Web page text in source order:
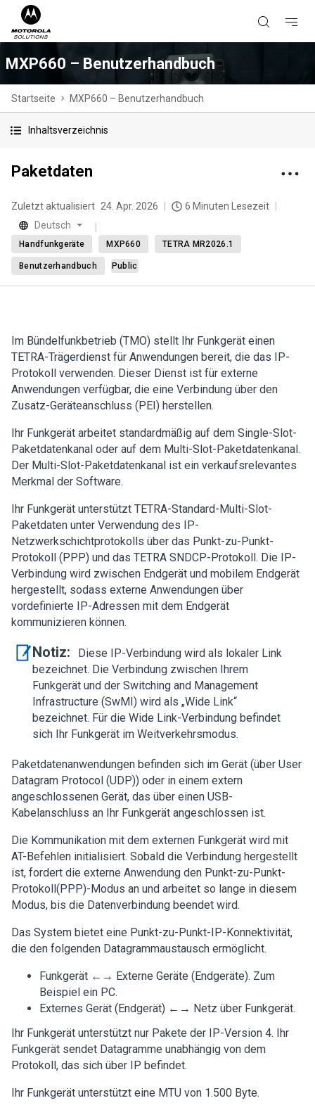
MXP660 – Benutzerhandbuch
Startseite MXP660 – Benutzerhandbuch
Inhaltsverzeichnis
Paketdaten
Zuletzt aktualisiert 24. Apr. 2026
6 Minuten Lesezeit
Deutsch
Handfunkgeräte MXP660 TETRA MR2026.1
Benutzerhandbuch Public
Im Bündelfunkbetrieb (TMO) stellt Ihr Funkgerät einen
TETRA-Trägerdienst für Anwendungen bereit, die das IP-
Protokoll verwenden. Dieser Dienst ist für externe
Anwendungen verfügbar, die eine Verbindung über den
Zusatz-Geräteanschluss (PEI) herstellen.
Ihr Funkgerät arbeitet standardmäßig auf dem Single-Slot-
Paketdatenkanal oder auf dem Multi-Slot-Paketdatenkanal.
Der Multi-Slot-Paketdatenkanal ist ein verkaufsrelevantes
Merkmal der Software.
Ihr Funkgerät unterstützt TETRA-Standard-Multi-Slot-
Paketdaten unter Verwendung des IP-
Netzwerkschichtprotokolls über das Punkt-zu-Punkt-
Protokoll (PPP) und das TETRA SNDCP-Protokoll. Die IP-
Verbindung wird zwischen Endgerät und mobilem Endgerät
hergestellt, sodass externe Anwendungen über
vordefinierte IP-Adressen mit dem Endgerät
kommunizieren können.
Notiz:
Diese IP-Verbindung wird als lokaler Link
bezeichnet. Die Verbindung zwischen Ihrem
Funkgerät und der Switching and Management
Infrastructure (SwMI) wird als „Wide Link“
bezeichnet. Für die Wide Link-Verbindung befindet
sich Ihr Funkgerät im Weitverkehrsmodus.
Paketdatenanwendungen befinden sich im Gerät (über User
Datagram Protocol (UDP)) oder in einem extern
angeschlossenen Gerät, das über einen USB-
Kabelanschluss an Ihr Funkgerät angeschlossen ist.
Die Kommunikation mit dem externen Funkgerät wird mit
AT-Befehlen initialisiert. Sobald die Verbindung hergestellt
ist, fordert die externe Anwendung den Punkt-zu-Punkt-
Protokoll(PPP)-Modus an und arbeitet so lange in diesem
Modus, bis die Datenverbindung beendet wird.
Das System bietet eine Punkt-zu-Punkt-IP-Konnektivität,
die den folgenden Datagrammaustausch ermöglicht.
Funkgerät ←→ Externe Geräte (Endgeräte). Zum
Beispiel ein PC.
Externes Gerät (Endgerät) ←→ Netz über Funkgerät.
Ihr Funkgerät unterstützt nur Pakete der IP-Version 4. Ihr
Funkgerät sendet Datagramme unabhängig von dem
Protokoll, das sich über IP befindet.
Ihr Funkgerät unterstützt eine MTU von 1.500 Byte.